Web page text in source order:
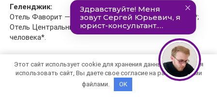
Геленджик:
Отель Фаворит — от 2800 рублей за ночь на человека*;
Отель Центральный — от 2800 рублей за ночь на
человека*.
При мыслях о Чёрном море на ум сразу приходят Сочи и
Адлер — однако здесь с детьми может быть не слишком
комфортно. В окрестностях Сочи пляжи в основном
Этот сайт использует cookie для хранения данных. Продолжая
использовать сайт, Вы даете свое согласие на работу с этими
файлами.
OK